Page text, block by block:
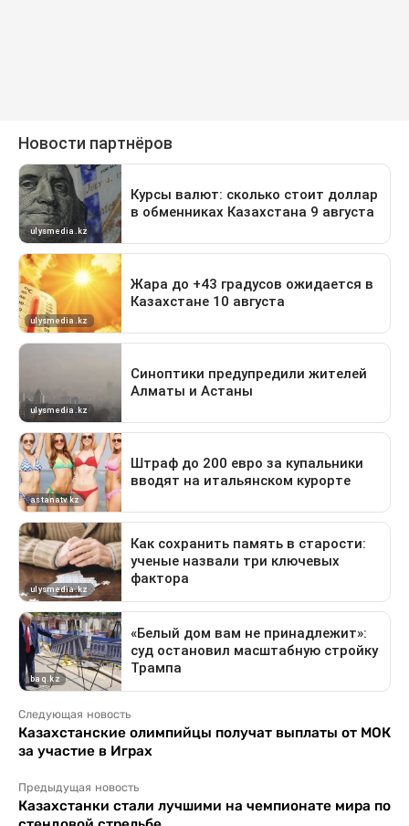
Следующая новость
Казахстанские олимпийцы получат выплаты от МОК
за участие в Играх
Предыдущая новость
Казахстанки стали лучшими на чемпионате мира по